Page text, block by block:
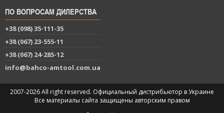
ПО ВОПРОСАМ ДИЛЕРСТВА
+38 (098) 35-111-35
+38 (067) 23-555-11
+38 (067) 24-285-12
info@bahco-amtool.com.ua
2007-2026 All right reserved. Официальный дистрибьютор в Украине
Все материалы сайта защищены авторским правом